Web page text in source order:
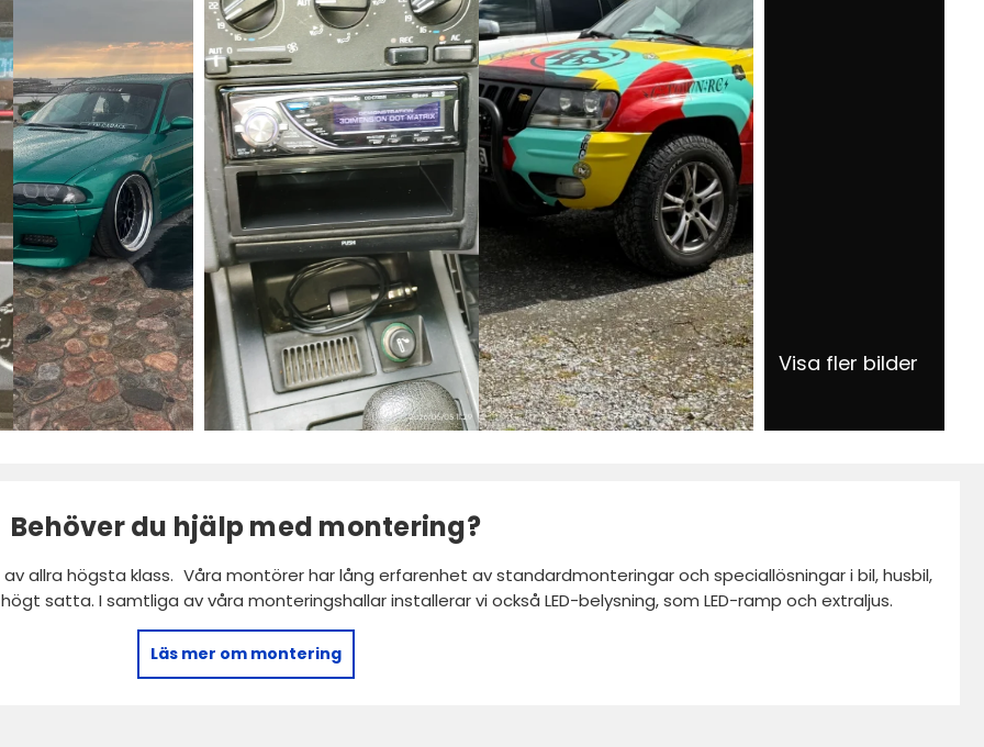
Visa fler bilder
Behöver du hjälp med montering?
allra högsta klass. Våra montörer har lång erfarenhet av standardmonteringar och speciallösningar i bil, husbil,
satta. I samtliga av våra monteringshallar installerar vi också LED-belysning, som LED-ramp och extraljus.
Läs mer om montering